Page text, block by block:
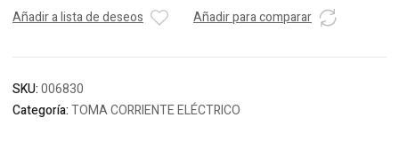
Añadir a lista de deseos Añadir para comparar
SKU:006830
Categoría:TOMA CORRIENTE ELÉCTRICO